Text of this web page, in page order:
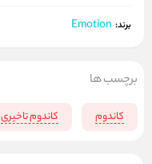
برند: Emotion
برچسب ها
کاندوم کاندوم تاخیری